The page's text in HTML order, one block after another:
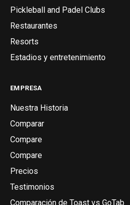
Pickleball and Padel Clubs
Restaurantes
Resorts
Estadios y entretenimiento
EMPRESA
Nuestra Historia
Comparar
Compare
Compare
Precios
Testimonios
Comparación de Toast vs GoTab